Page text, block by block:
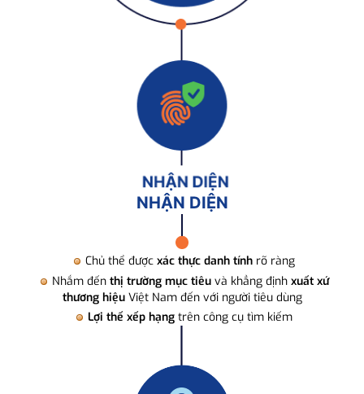
NHẬN DIỆN
Chủ thể được xác thực danh tính rõ ràng
Nhắm đến thị trường mục tiêuvà khẳng định xuất xứ
thương hiệuViệt Nam đến với người tiêu dùng
Lợi thế xếp hạng trên công cụ tìm kiếm